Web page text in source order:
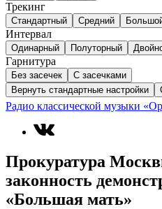
Трекинг
Стандартный Средний
Интервал
Одинарный Полуторный
Гарнитура
Без засечек
С засечками
Вернуть стандартные настройки
Радио классической музыки
Прокуратура
законность
«Большая мать»